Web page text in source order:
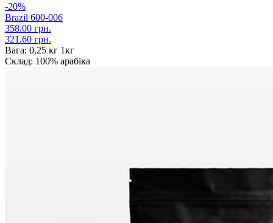
-20%
Brazil 600-006
358.00 грн.
321.60 грн.
Вага: 0,25 кг 1кг
Склад: 100% арабіка